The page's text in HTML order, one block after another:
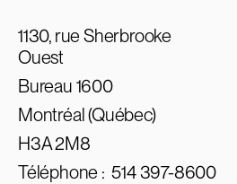
1130, rue Sherbrooke
Ouest
Bureau 1600
Montréal (Québec)
H3A 2M8
Téléphone :514 397-8600